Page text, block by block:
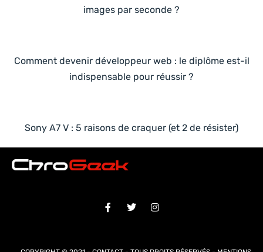
images par seconde ?
Comment devenir développeur web : le diplôme est-il
indispensable pour réussir ?
Sony A7 V : 5 raisons de craquer (et 2 de résister)